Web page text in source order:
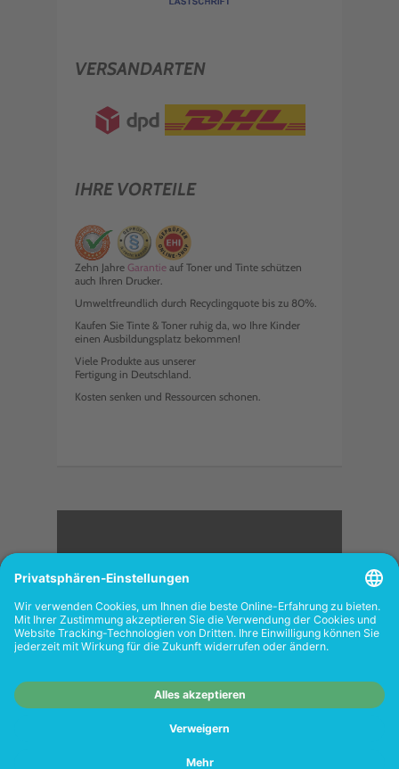
VERSANDARTEN
IHRE VORTEILE
Zehn Jahre Garantie auf Toner und Tinte schützen
auch Ihren Drucker.
Umweltfreundlich durch Recyclingquote bis zu 80%.
Kaufen Sie Tinte & Toner ruhig da, wo Ihre Kinder
einen Ausbildungsplatz bekommen!
Viele Produkte aus unserer
Fertigung in Deutschland.
Kosten senken und Ressourcen schonen.
<
FOLGEN SIE UNS
Shops richtet sich nicht an Wiederverkäufer.